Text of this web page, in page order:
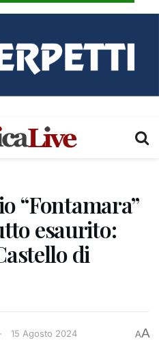
“Fontamara”
esaurito:
di
15 Agosto 2024 AA